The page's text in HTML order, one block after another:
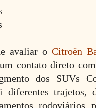
avaliar o Citroën
contato direto
dos SUVs
diferentes trajetos,
rodoviários